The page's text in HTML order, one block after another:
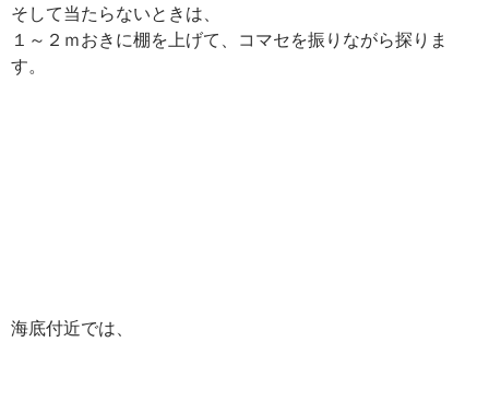
そして当たらないときは、
１～２ｍおきに棚を上げて、コマセを振りながら探りま
す。
海底付近では、